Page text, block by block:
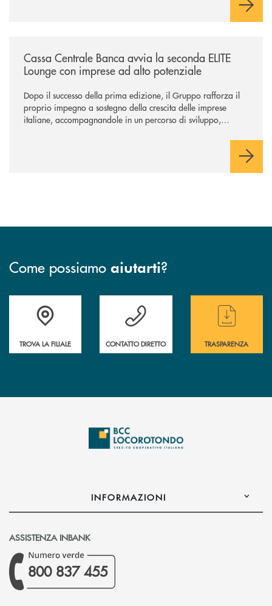
Cassa Centrale Banca avvia la seconda ELITE
Lounge con imprese ad alto potenziale
Dopo il successo della prima edizione, il Gruppo rafforza il
proprio impegno a sostegno della crescita delle imprese
italiane, accompagnandole in un percorso di sviluppo,
Come possiamo aiutarti?
Accedi all' elenco completo delle filiali
TROVA LA FILIALE
Hai bisogno di assistenza immediata ?
CONTATTO DIRETTO
Hai bisogno di
TRASPARENZA
INFORMAZIONI
ASSISTENZA INBANK
800 837 455